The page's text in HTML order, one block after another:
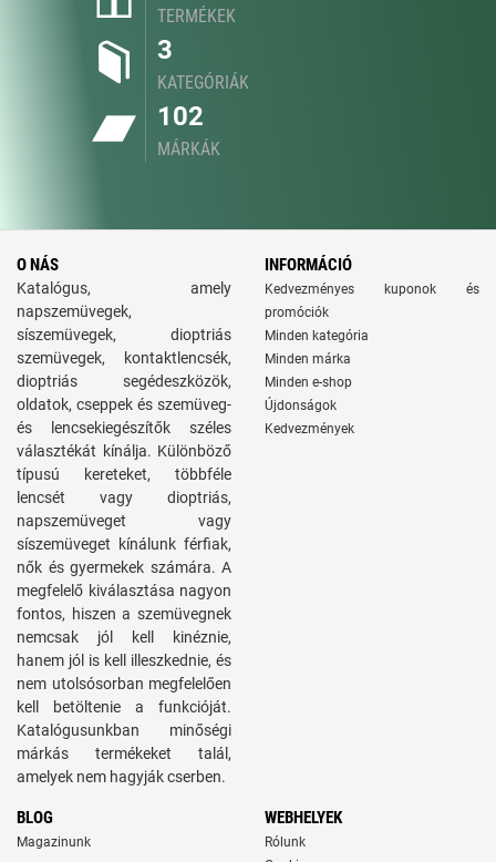
TERMÉKEK
3
KATEGÓRIÁK
102
MÁRKÁK
O NÁS
Katalógus, amely
napszemüvegek,
síszemüvegek, dioptriás
szemüvegek, kontaktlencsék,
dioptriás segédeszközök,
oldatok, cseppek és szemüveg-
és lencsekiegészítők széles
választékát kínálja. Különböző
típusú kereteket, többféle
lencsét vagy dioptriás,
napszemüveget vagy
síszemüveget kínálunk férfiak,
nők és gyermekek számára. A
megfelelő kiválasztása nagyon
fontos, hiszen a szemüvegnek
nemcsak jól kell kinéznie,
hanem jól is kell illeszkednie, és
nem utolsósorban megfelelően
kell betöltenie a funkcióját.
Katalógusunkban minőségi
márkás termékeket talál,
amelyek nem hagyják cserben.
INFORMÁCIÓ
Kedvezményes kuponok és
promóciók
Minden kategória
Minden márka
Minden e-shop
Újdonságok
Kedvezmények
BLOG
Magazinunk
WEBHELYEK
Rólunk